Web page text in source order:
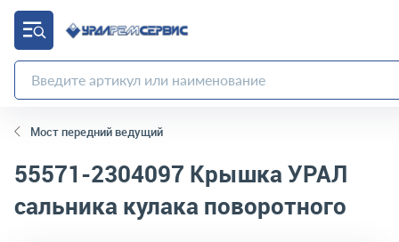
Мост передний ведущий
55571-2304097 Крышка УРАЛ
сальника кулака поворотного